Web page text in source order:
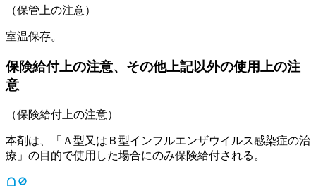
（保管上の注意）
室温保存。
保険給付上の注意、その他上記以外の使用上の注
意
（保険給付上の注意）
本剤は、「Ａ型又はＢ型インフルエンザウイルス感染症の治
療」の目的で使用した場合にのみ保険給付される。